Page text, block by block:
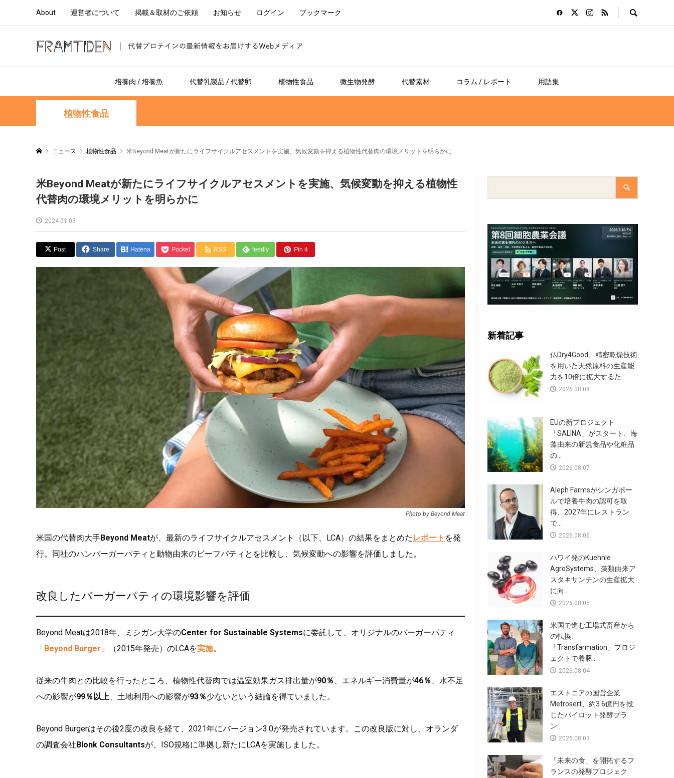
About 運営者について 掲載＆取材のご依頼 お知らせ ログイン ブックマーク
培養肉 / 培養魚 代替乳製品 / 代替卵 植物性食品 微生物発酵 代替素材 コラム / レポート 用語集
植物性食品
ニュース 植物性食品 米Beyond Meatが新たにライフサイクルアセスメントを実施、気候変動を抑える植物性代替肉の環境メリットを明らかに
米Beyond Meatが新たにライフサイクルアセスメントを実施、気候変動を抑える植物性
代替肉の環境メリットを明らかに
2024.01.03
Post Share Hatena Pocket RSS feedly Pin it
Photo by Beyond Meat
米国の代替肉大手Beyond Meatが、最新のライフサイクルアセスメント（以下、LCA）の結果をまとめた レポート を発
行。同社のハンバーガーパティと動物由来のビーフパティとを比較し、気候変動への影響を評価しました。
改良したバーガーパティの環境影響を評価
Beyond Meatは2018年、ミシガン大学のCenter for Sustainable Systemsに委託して、オリジナルのバーガーパティ
「Beyond Burger 」（2015年発売）のLCAを実施。
従来の牛肉との比較を行ったところ、植物性代替肉では温室効果ガス排出量が90％ 、エネルギー消費量が46％ 、水不足
への影響が99％以上、土地利用への影響が93％少ないという結論を得ていました。
Beyond Burgerはその後2度の改良を経て、2021年にバージョン3.0が発売されています。この改良版に対し、オランダ
の調査会社Blonk Consultantsが、ISO規格に準拠し新たにLCAを実施しました。
新着記事
仏Dry4Good、精密乾燥技術
を用いた天然原料の生産能
力を10倍に拡大するた...
2026.08.08
EUの新プロジェクト
「SALINA」がスタート、海
藻由来の新規食品や化粧品
の...
2026.08.07
Aleph Farmsがシンガポー
ルで培養牛肉の認可を取
得、2027年にレストラン
で...
2026.08.06
ハワイ発のKuehnle
AgroSystems、藻類由来ア
スタキサンチンの生産拡大
に向...
2026.08.05
米国で進む工場式畜産から
の転換、
「Transfarmation」プロジ
ェクトで養豚...
2026.08.04
エストニアの国営企業
Metrosert、約3.6億円を投
じたパイロット発酵プラ
ン...
2026.08.03
「未来の食」を開拓するフ
ランスの発酵プロジェク